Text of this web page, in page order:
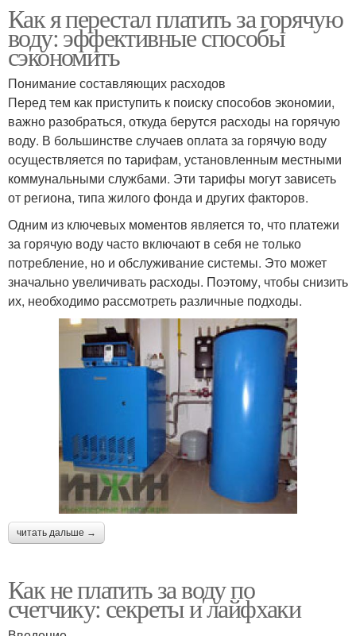
Как я перестал платить за горячую
воду: эффективные способы
сэкономить
Понимание составляющих расходов
Перед тем как приступить к поиску способов экономии,
важно разобраться, откуда берутся расходы на горячую
воду. В большинстве случаев оплата за горячую воду
осуществляется по тарифам, установленным местными
коммунальными службами. Эти тарифы могут зависеть
от региона, типа жилого фонда и других факторов.
Одним из ключевых моментов является то, что платежи
за горячую воду часто включают в себя не только
потребление, но и обслуживание системы. Это может
значально увеличивать расходы. Поэтому, чтобы снизить
их, необходимо рассмотреть различные подходы.
читать дальше →
Как не платить за воду по
счетчику: секреты и лайфхаки